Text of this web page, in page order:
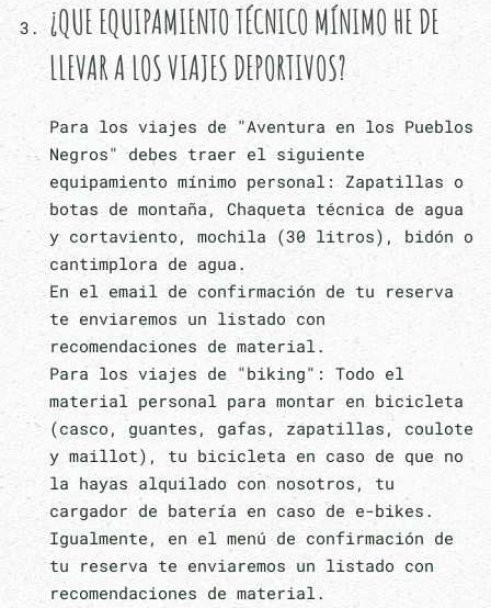
¿QUE EQUIPAMIENTO TÉCNICO MÍNIMO HE DE
LLEVAR A LOS VIAJES DEPORTIVOS?
Para los viajes de "Aventura en los Pueblos
Negros" debes traer el siguiente
equipamiento mínimo personal: Zapatillas o
botas de montaña, Chaqueta técnica de agua
y cortaviento, mochila (30 litros), bidón o
cantimplora de agua.
En el email de confirmación de tu reserva
te enviaremos un listado con
recomendaciones de material.
Para los viajes de "biking": Todo el
material personal para montar en bicicleta
(casco, guantes, gafas, zapatillas, coulote
y maillot), tu bicicleta en caso de que no
la hayas alquilado con nosotros, tu
cargador de batería en caso de e-bikes.
Igualmente, en el menú de confirmación de
tu reserva te enviaremos un listado con
recomendaciones de material.